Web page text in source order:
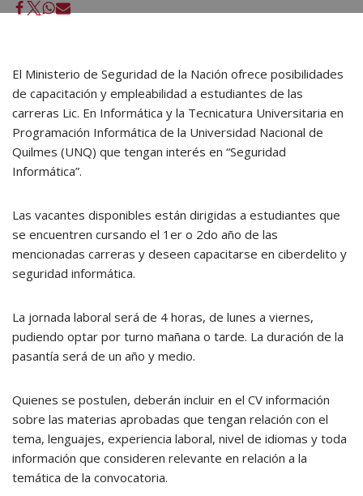
El Ministerio de Seguridad de la Nación ofrece posibilidades
de capacitación y empleabilidad a estudiantes de las
carreras Lic. En Informática y la Tecnicatura Universitaria en
Programación Informática de la Universidad Nacional de
Quilmes (UNQ) que tengan interés en “Seguridad
Informática”.
Las vacantes disponibles están dirigidas a estudiantes que
se encuentren cursando el 1er o 2do año de las
mencionadas carreras y deseen capacitarse en ciberdelito y
seguridad informática.
La jornada laboral será de 4 horas, de lunes a viernes,
pudiendo optar por turno mañana o tarde. La duración de la
pasantía será de un año y medio.
Quienes se postulen, deberán incluir en el CV información
sobre las materias aprobadas que tengan relación con el
tema, lenguajes, experiencia laboral, nivel de idiomas y toda
información que consideren relevante en relación a la
temática de la convocatoria.